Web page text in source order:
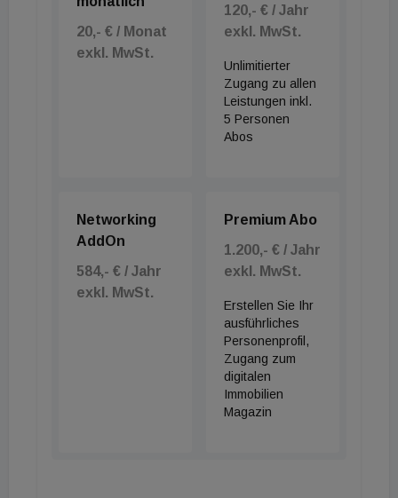
20,- € / Monat
exkl. MwSt.
120,- € / Jahr
exkl. MwSt.
Unlimitierter
Zugang zu allen
Leistungen inkl.
5 Personen
Abos
Networking
AddOn
584,- € / Jahr
exkl. MwSt.
Premium Abo
1.200,- € / Jahr
exkl. MwSt.
Erstellen Sie Ihr
ausführliches
Personenprofil,
Zugang zum
digitalen
Immobilien
Magazin